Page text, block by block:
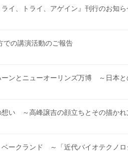
イ、トライ、アゲイン』刊行のお知ら
での講演活動のご報告
ーンとニューオーリンズ万博 ～日本と
想い ～高峰譲吉の顔立ちとその描かれ
ベークランド ～「近代バイオテクノ